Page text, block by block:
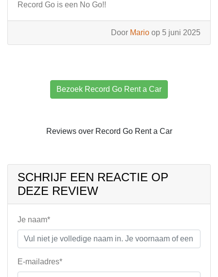
Record Go is een No Go!!
Door Mario op 5 juni 2025
Bezoek Record Go Rent a Car
Reviews over Record Go Rent a Car
SCHRIJF EEN REACTIE OP
DEZE REVIEW
Je naam*
E-mailadres*